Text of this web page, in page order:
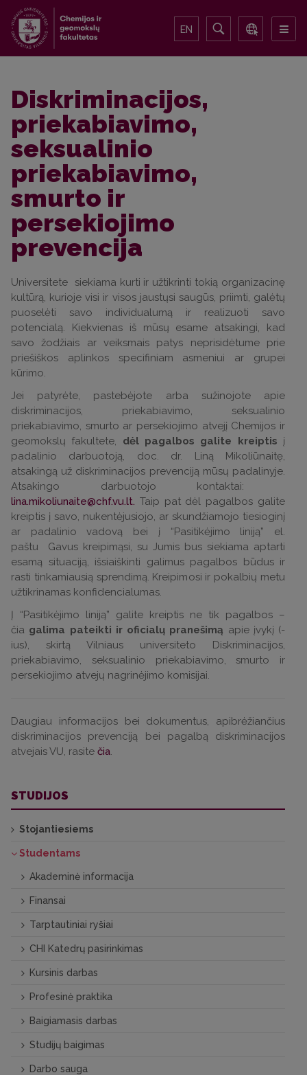
EN
Diskriminacijos,
priekabiavimo,
seksualinio
priekabiavimo,
smurto ir
persekiojimo
prevencija
Universitete siekiama kurti ir užtikrinti tokią organizacinę
kultūrą, kurioje visi ir visos jaustųsi saugūs, priimti, galėtų
puoselėti savo individualumą ir realizuoti savo
potencialą. Kiekvienas iš mūsų esame atsakingi, kad
savo žodžiais ar veiksmais patys neprisidėtume prie
priešiškos aplinkos specifiniam asmeniui ar grupei
kūrimo.
Jei patyrėte, pastebėjote arba sužinojote apie
diskriminacijos, priekabiavimo, seksualinio
priekabiavimo, smurto ar persekiojimo atvejį Chemijos ir
geomokslų fakultete, dėl pagalbos galite kreiptis į
padalinio darbuotoją, doc. dr. Liną Mikoliūnaitę,
atsakingą už diskriminacijos prevenciją mūsų padalinyje.
Atsakingo darbuotojo kontaktai:
lina.mikoliunaite@chf.vu.lt. Taip pat dėl pagalbos galite
kreiptis į savo, nukentėjusiojo, ar skundžiamojo tiesioginį
ar padalinio vadovą bei į “Pasitikėjimo liniją” el.
paštu Gavus kreipimąsi, su Jumis bus siekiama aptarti
esamą situaciją, išsiaiškinti galimus pagalbos būdus ir
rasti tinkamiausią sprendimą. Kreipimosi ir pokalbių metu
užtikrinamas konfidencialumas.
Į “Pasitikėjimo liniją” galite kreiptis ne tik pagalbos –
čia galima pateikti ir oficialų pranešimą apie įvykį (-
ius), skirtą Vilniaus universiteto Diskriminacijos,
priekabiavimo, seksualinio priekabiavimo, smurto ir
persekiojimo atvejų nagrinėjimo komisijai.
Daugiau informacijos bei dokumentus, apibrėžiančius
diskriminacijos prevenciją bei pagalbą diskriminacijos
atvejais VU, rasite čia.
STUDIJOS
Stojantiesiems
Studentams
Akademinė informacija
Finansai
Tarptautiniai ryšiai
CHI Katedrų pasirinkimas
Kursinis darbas
Profesinė praktika
Baigiamasis darbas
Studijų baigimas
Darbo sauga